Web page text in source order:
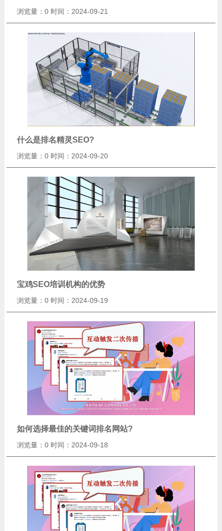
浏览量：0 时间：2024-09-21
什么是排名精灵SEO?
浏览量：0 时间：2024-09-20
宝鸡SEO培训机构的优势
浏览量：0 时间：2024-09-19
如何选择最佳的关键词排名网站?
浏览量：0 时间：2024-09-18